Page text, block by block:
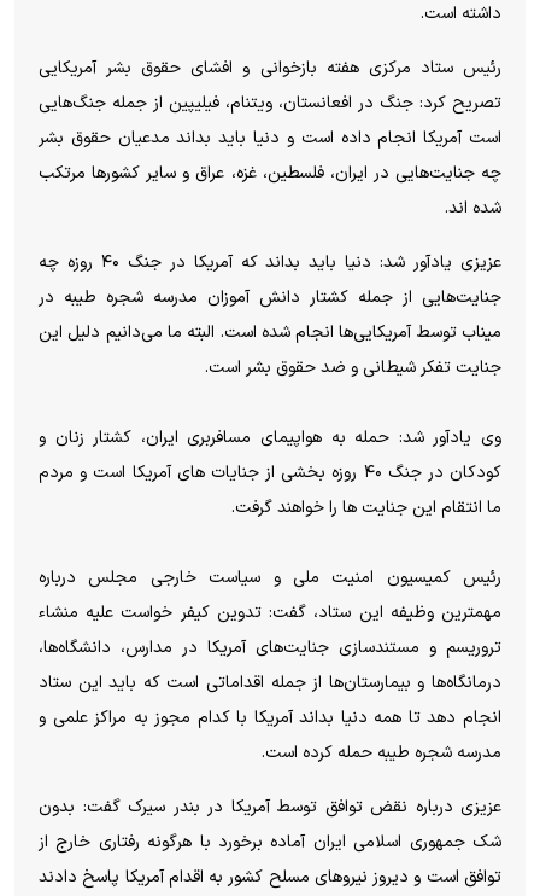
داشته است.
رئیس ستاد مرکزی هفته بازخوانی و افشای حقوق بشر آمریکایی
تصریح کرد: جنگ در افعانستان، ویتنام، فیلیپین از جمله جنگ‌هایی
است آمریکا انجام داده است و دنیا باید بداند مدعیان حقوق بشر
چه جنایت‌هایی در ایران، فلسطین، غزه، عراق و سایر کشورها مرتکب
شده اند.
عزیزی یادآور شد: دنیا باید بداند که آمریکا در جنگ ۴۰ روزه چه
جنایت‌هایی از جمله کشتار دانش آموزان مدرسه شجره طیبه در
میناب توسط آمریکایی‌ها انجام شده است. البته ما می‌دانیم دلیل این
جنایت تفکر شیطانی و ضد حقوق بشر است.
وی یادآور شد: حمله به هواپیمای مسافربری ایران، کشتار زنان و
کودکان در جنگ ۴۰ روزه بخشی از جنایات های آمریکا است و مردم
ما انتقام این جنایت ها را خواهند گرفت.
رئیس کمیسیون امنیت ملی و سیاست خارجی مجلس درباره
مهمترین وظیفه این ستاد، گفت: تدوین کیفر خواست علیه منشاء
تروریسم و مستندسازی جنایت‌های آمریکا در مدارس، دانشگاه‌ها،
درمانگاه‌ها و بیمارستان‌ها از جمله اقداماتی است که باید این ستاد
انجام دهد تا همه دنیا بداند آمریکا با کدام مجوز به مراکز علمی و
مدرسه شجره طیبه حمله کرده است.
عزیزی درباره نقض توافق توسط آمریکا در بندر سیرک گفت: بدون
شک جمهوری اسلامی ایران آماده برخورد با هرگونه رفتاری خارج از
توافق است و دیروز نیروهای مسلح کشور به اقدام آمریکا پاسخ دادند